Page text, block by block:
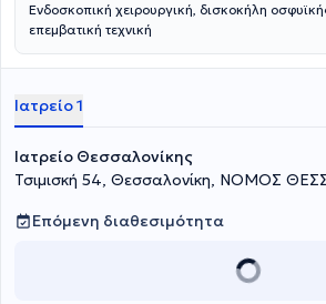
Ενδοσκοπική χειρουργική, δισκοκήλη
επεμβατική τεχνική
Ιατρείο 1
Ιατρείο Θεσσαλονίκης
Τσιμισκή 54, Θεσσαλονίκη, ΝΟΜΟΣ
Επόμενη διαθεσιμότητα